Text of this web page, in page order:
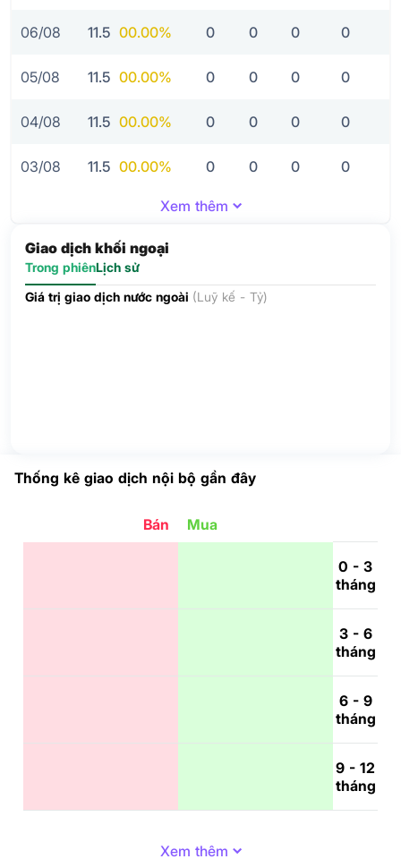
06/08 11.5 00.00% 0 0 0 0
05/08 11.5 00.00% 0 0 0 0
04/08 11.5 00.00% 0 0 0 0
03/08 11.5 00.00% 0 0 0 0
Xem thêm
Giao dịch khối ngoại
Trong phiênLịch sử
Giá trị giao dịch nước ngoài (Luỹ kế - Tỷ)
Thống kê giao dịch nội bộ gần đây
Bán Mua
0 - 3
tháng
3 - 6
tháng
6 - 9
tháng
9 - 12
tháng
Xem thêm